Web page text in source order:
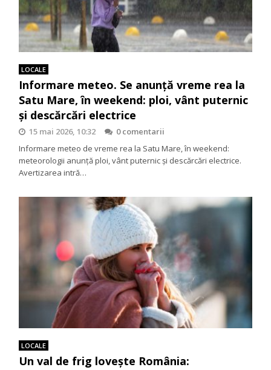
LOCALE
Informare meteo. Se anunță vreme rea la
Satu Mare, în weekend: ploi, vânt puternic
și descărcări electrice
15 mai 2026, 10:32
0 comentarii
Informare meteo de vreme rea la Satu Mare, în weekend:
meteorologii anunță ploi, vânt puternic și descărcări electrice.
Avertizarea intră…
LOCALE
Un val de frig lovește România: